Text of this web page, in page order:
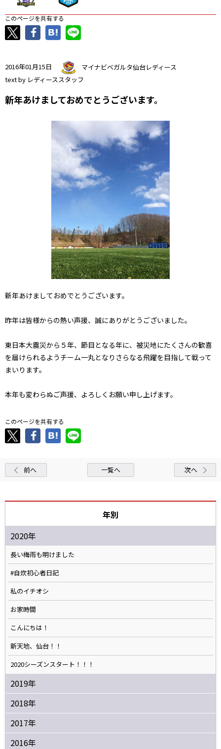
このページを共有する
2016年01月15日
マイナビベガルタ仙台レディース
text by レディーススタッフ
新年あけましておめでとうございます。
新年あけましておめでとうございます。
昨年は皆様からの熱い声援、誠にありがとうございました。
東日本大震災から５年、節目となる年に、被災地にたくさんの歓喜
を届けられるようチーム一丸となりさらなる飛躍を目指して戦って
まいります。
本年も変わらぬご声援、よろしくお願い申し上げます。
このページを共有する
前へ 一覧へ 次へ
年別
2020年
長い梅雨も明けました
#自炊初心者日記
私のイチオシ
お家時間
こんにちは！
新天地、仙台！！
2020シーズンスタート！！！
2019年
2018年
2017年
2016年